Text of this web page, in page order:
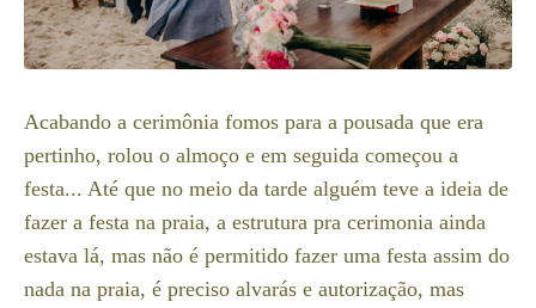
Acabando a cerimônia fomos para a pousada que era
pertinho, rolou o almoço e em seguida começou a
festa... Até que no meio da tarde alguém teve a ideia de
fazer a festa na praia, a estrutura pra cerimonia ainda
estava lá, mas não é permitido fazer uma festa assim do
nada na praia, é preciso alvarás e autorização, mas